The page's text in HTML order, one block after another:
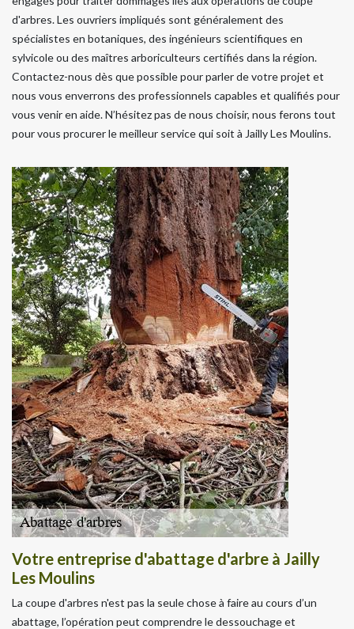
d'arbres. Les ouvriers impliqués sont généralement des
spécialistes en botaniques, des ingénieurs scientifiques en
sylvicole ou des maîtres arboriculteurs certifiés dans la région.
Contactez-nous dès que possible pour parler de votre projet et
nous vous enverrons des professionnels capables et qualifiés pour
vous venir en aide. N’hésitez pas de nous choisir, nous ferons tout
pour vous procurer le meilleur service qui soit à Jailly Les Moulins.
Votre entreprise d'abattage d'arbre à Jailly
Les Moulins
La coupe d'arbres n'est pas la seule chose à faire au cours d’un
abattage, l’opération peut comprendre le dessouchage et